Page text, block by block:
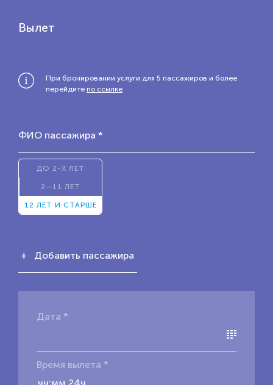
Вылет
При бронировании услуги для 5 пассажиров и более
перейдите по ссылке
ФИО пассажира *
ДО 2-Х ЛЕТ
2—11 ЛЕТ
12 ЛЕТ И СТАРШЕ
+ Добавить пассажира
Дата *
Время вылета *